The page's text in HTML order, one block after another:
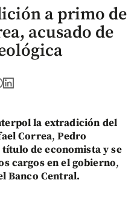
a primo de
acusado de
la extradición del
Correa,Pedro
de economista y se
cargos en el gobierno,
Banco Central.